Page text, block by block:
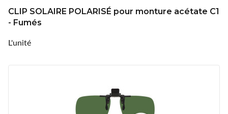
CLIP SOLAIRE POLARISÉ pour monture acétate C1
- Fumés
L'unité